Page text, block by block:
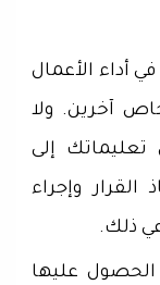
أداء الأعمال
آخرين. ولا
إلى
وإجراء
ذلك.
الحصول عليها